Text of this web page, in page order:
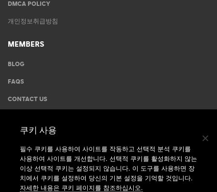
DMCA POLICY
개인정보취급방침
MEMBERS
BLOG
FAQS
CONTACT US
지점찾기
가맹신청
쿠키 사용
필수 쿠키를 사용하여 사이트를 작동하고 선택적 분석 쿠키를
사용하여 사이트를 개선합니다. 선택적 쿠키를 활성화하지 않는
이상 선택적 쿠키는 설정되지 않습니다. 이 도구를 사용하면 장
치에서 쿠키를 설정하여 당신의 기본 설정을 기억할 것입니다.
자세한 내용은 쿠키 페이지를 참조하십시오.